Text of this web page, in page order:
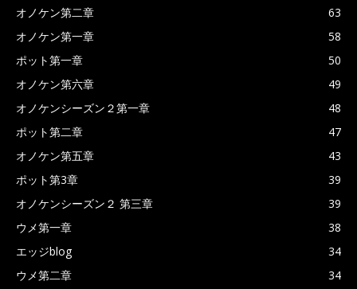
オノケン第二章
63
オノケン第一章
58
ポット第一章
50
オノケン第六章
49
オノケンシーズン２第一章
48
ポット第二章
47
オノケン第五章
43
ポット第3章
39
オノケンシーズン２ 第三章
39
ウメ第一章
38
エッジblog
34
ウメ第二章
34